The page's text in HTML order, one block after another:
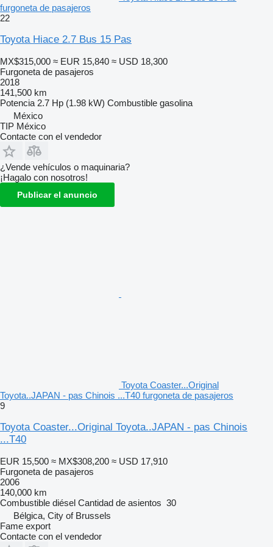
furgoneta de pasajeros
22
Toyota Hiace 2.7 Bus 15 Pas
MX$315,000 ≈ EUR 15,840 ≈ USD 18,300
Furgoneta de pasajeros
2018
141,500 km
Potencia 2.7 Hp (1.98 kW) Combustible gasolina
México
TIP México
Contacte con el vendedor
¿Vende vehículos o maquinaria?
¡Hagalo con nosotros!
Publicar el anuncio
Toyota Coaster...Original
Toyota..JAPAN - pas Chinois ...T40 furgoneta de pasajeros
9
Toyota Coaster...Original Toyota..JAPAN - pas Chinois
...T40
EUR 15,500 ≈ MX$308,200 ≈ USD 17,910
Furgoneta de pasajeros
2006
140,000 km
Combustible diésel Cantidad de asientos 30
Bélgica, City of Brussels
Fame export
Contacte con el vendedor